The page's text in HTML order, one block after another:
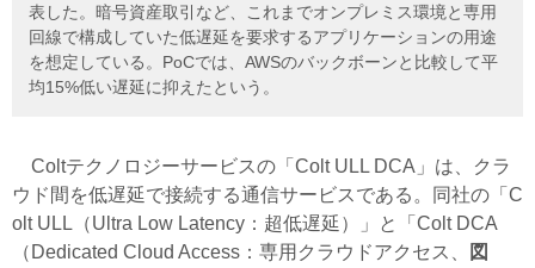
表した。暗号資産取引など、これまでオンプレミス環境と専用
回線で構成していた低遅延を要求するアプリケーションの用途
を想定している。PoCでは、AWSのバックボーンと比較して平
均15%低い遅延に抑えたという。
Coltテクノロジーサービスの「Colt ULL DCA」は、クラ
ウド間を低遅延で接続する通信サービスである。
同社の「C
olt ULL（Ultra Low Latency：超低遅延）」と「Colt DCA
（Dedicated Cloud Access：専用クラウドアクセス、
図